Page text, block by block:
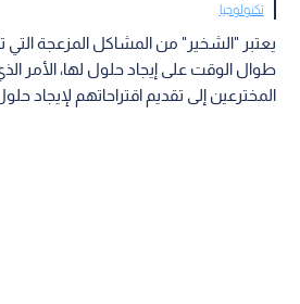
تكنولوجيا
يعتبر "الشخير" من المشاكل المزعجة
طوال الوقت على إيجاد حلول لها، الأمر
المخترعين إلى تقديم اقتراحاتهم لإيجاد